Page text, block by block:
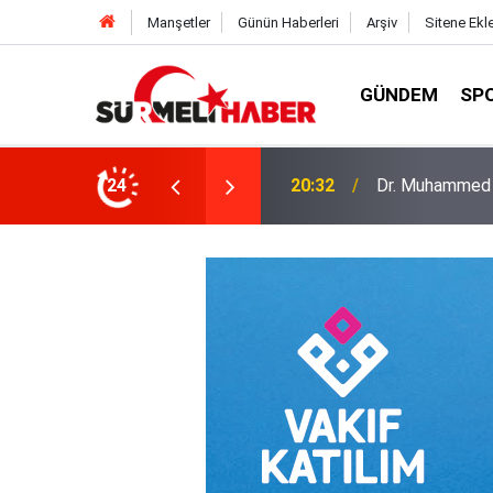
Manşetler Günün Haberleri Arşiv Sitene
GÜNDEM
24
okurlarıyla buluştu 14:52 Diyanet İşleri